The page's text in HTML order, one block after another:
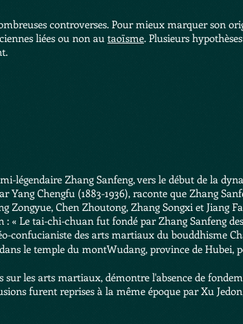
controverses. Pour mieux marquer son
liées ou non au taoïsme. Plusieurs
légendaireZhang Sanfeng, vers le début de la
Yang Chengfu (1883-1936), raconte que Zhang
Zongyue, Chen Zhoutong, Zhang Songxi et Jiang
« Le tai-chi-chuan fut fondé par Zhang Sanfeng
confucianiste des arts martiaux du bouddhisme
le temple du montWudang, province de Hubei,
sur les arts martiaux, démontre l'absence de
furent reprises à la même époque par Xu